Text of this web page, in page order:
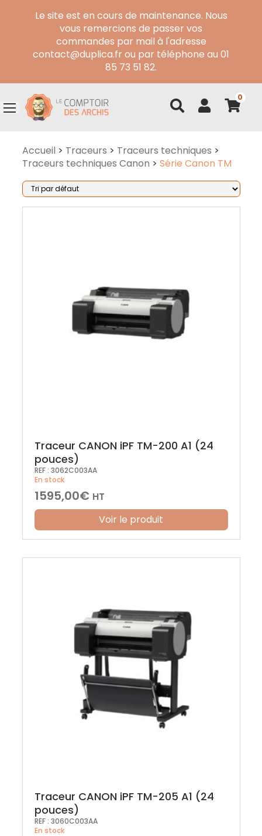
Le site est en cours de maintenance. Nous
vous remercions de passer vos
commandes par mail à l'adresse
contact@duplica.fr ou par téléphone au 01
85 73 51 82.
0
Accueil > Traceurs > Traceurs techniques >
Traceurs techniques Canon > Série Canon TM
Traceur CANON iPF TM-200 A1 (24
pouces)
REF : 3062C003AA
En stock
1595,00€ HT
Voir le produit
Traceur CANON iPF TM-205 A1 (24
pouces)
REF : 3060C003AA
En stock